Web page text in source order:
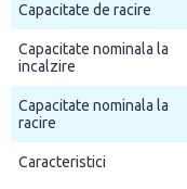
Capacitate de racire
Capacitate nominala la
incalzire
Capacitate nominala la
racire
Caracteristici